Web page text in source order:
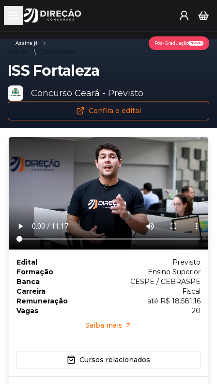
Open main menu
Assine já Pós-Graduação NOVO
ISS Fortaleza
Concurso Ceará - Previsto
Confira o edital
Edital
Previsto
Formação
Ensino Superior
Banca
CESPE / CEBRASPE
Carreira
Fiscal
Remuneração
até R$ 18.581,16
Vagas
20
Saiba mais
Cursos relacionados